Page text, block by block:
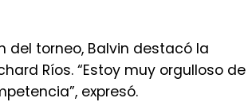
del torneo, Balvin destacó la
Ríos. “Estoy muy orgulloso de
expresó.